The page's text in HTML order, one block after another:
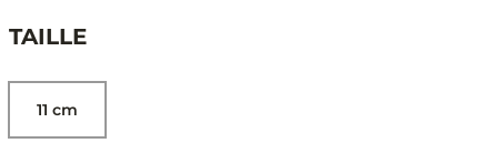
TAILLE
11 cm